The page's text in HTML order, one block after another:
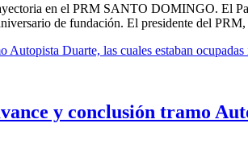
en el PRM SANTO DOMINGO. El
de fundación. El presidente del
y conclusión tramo